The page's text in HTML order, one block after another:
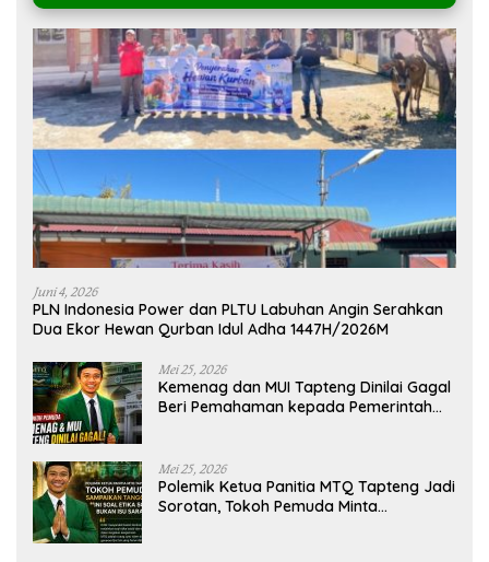
Juni 4, 2026
PLN Indonesia Power dan PLTU Labuhan Angin Serahkan
Dua Ekor Hewan Qurban Idul Adha 1447H/2026M
Mei 25, 2026
Kemenag dan MUI Tapteng Dinilai Gagal
Beri Pemahaman kepada Pemerintah
Mei 25, 2026
Polemik Ketua Panitia MTQ Tapteng Jadi
Sorotan, Tokoh Pemuda Minta